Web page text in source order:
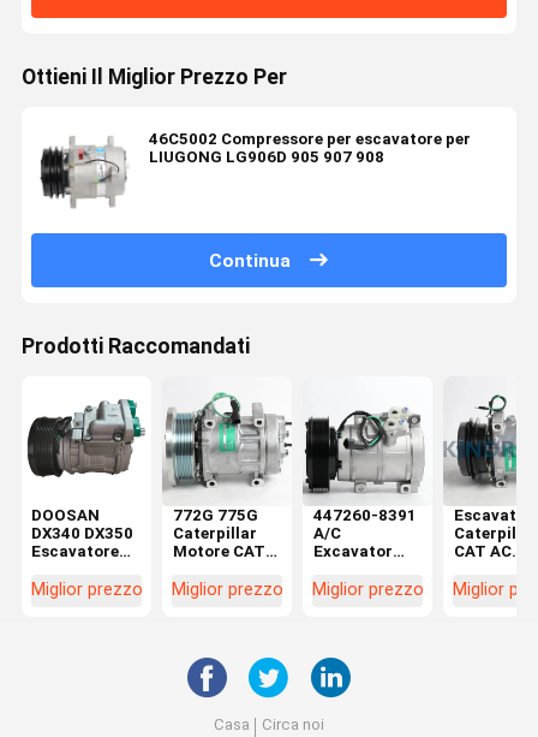
Ottieni Il Miglior Prezzo Per
46C5002 Compressore per escavatore per
LIUGONG LG906D 905 907 908
Continua
Prodotti Raccomandati
DOOSAN
DX340 DX350
Escavatore
CA
Miglior prezzo
772G 775G
Caterpillar
Motore CAT
d'aria Parti
Miglior prezzo
447260-8391
A/C
Excavator
259-7243 Per
Miglior prezzo
Caterpillar
CAT AC
308C 308D
Miglior
Casa Circa noi